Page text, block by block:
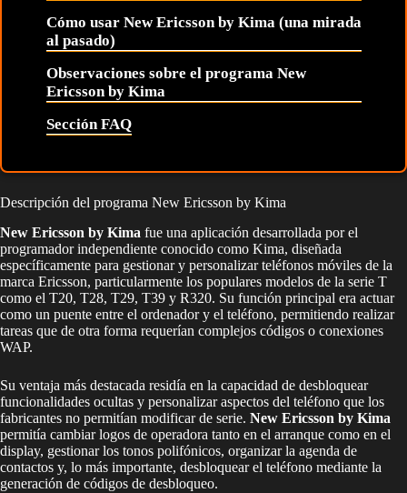
Cómo usar New Ericsson by Kima (una mirada
al pasado)
Observaciones sobre el programa New
Ericsson by Kima
Sección FAQ
Descripción del programa New Ericsson by Kima
New Ericsson by Kima fue una aplicación desarrollada por el
programador independiente conocido como Kima, diseñada
específicamente para gestionar y personalizar teléfonos móviles de la
marca Ericsson, particularmente los populares modelos de la serie T
como el T20, T28, T29, T39 y R320. Su función principal era actuar
como un puente entre el ordenador y el teléfono, permitiendo realizar
tareas que de otra forma requerían complejos códigos o conexiones
WAP.
Su ventaja más destacada residía en la capacidad de desbloquear
funcionalidades ocultas y personalizar aspectos del teléfono que los
fabricantes no permitían modificar de serie. New Ericsson by Kima
permitía cambiar logos de operadora tanto en el arranque como en el
display, gestionar los tonos polifónicos, organizar la agenda de
contactos y, lo más importante, desbloquear el teléfono mediante la
generación de códigos de desbloqueo.